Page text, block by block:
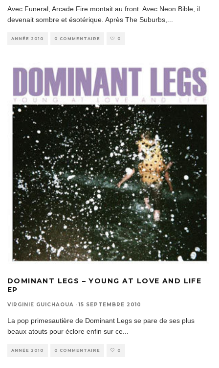
Avec Funeral, Arcade Fire montait au front. Avec Neon Bible, il
devenait sombre et ésotérique. Après The Suburbs,
ANNÉE 2010 0 COMMENTAIRE 0
DOMINANT LEGS – YOUNG AT LOVE AND LIFE
EP
VIRGINIE GUICHAOUA · 15 SEPTEMBRE 2010
La pop primesautière de Dominant Legs se pare de ses plus
beaux atouts pour éclore enfin sur ce
ANNÉE 2010 0 COMMENTAIRE 0